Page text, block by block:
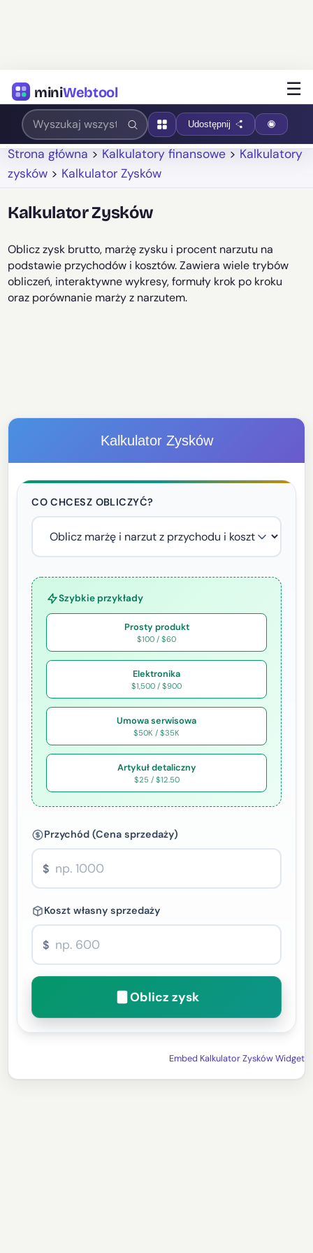
miniWebtool ☰
Udostępnij
Strona główna > Kalkulatory finansowe > Kalkulatory
zysków > Kalkulator Zysków
Kalkulator Zysków
Oblicz zysk brutto, marżę zysku i procent narzutu na
podstawie przychodów i kosztów. Zawiera wiele trybów
obliczeń, interaktywne wykresy, formuły krok po kroku
oraz porównanie marży z narzutem.
Kalkulator Zysków
CO CHCESZ OBLICZYĆ?
Szybkie przykłady
Prosty produkt
$100 / $60
Elektronika
$1,500 / $900
Umowa serwisowa
$50K / $35K
Artykuł detaliczny
$25 / $12.50
Przychód (Cena sprzedaży)
$
Koszt własny sprzedaży
$
Oblicz zysk
Embed Kalkulator Zysków Widget